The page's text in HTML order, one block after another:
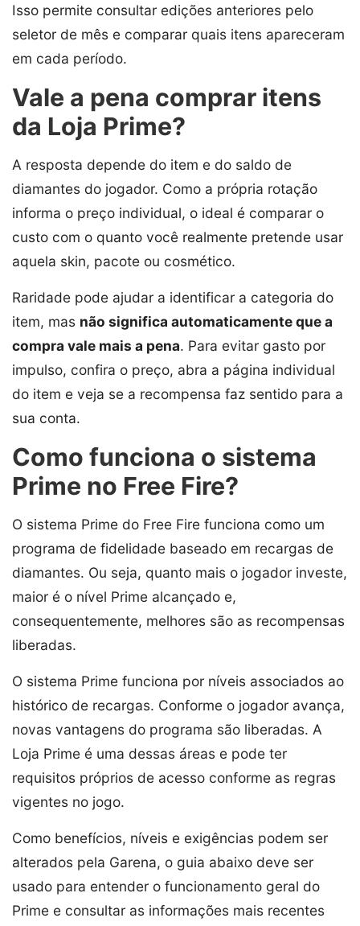
Isso permite consultar edições anteriores pelo
seletor de mês e comparar quais itens apareceram
em cada período.
Vale a pena comprar itens
da Loja Prime?
A resposta depende do item e do saldo de
diamantes do jogador. Como a própria rotação
informa o preço individual, o ideal é comparar o
custo com o quanto você realmente pretende usar
aquela skin, pacote ou cosmético.
Raridade pode ajudar a identificar a categoria do
item, mas não significa automaticamente que a
compra vale mais a pena. Para evitar gasto por
impulso, confira o preço, abra a página individual
do item e veja se a recompensa faz sentido para a
sua conta.
Como funciona o sistema
Prime no Free Fire?
O sistema Prime do Free Fire funciona como um
programa de fidelidade baseado em recargas de
diamantes. Ou seja, quanto mais o jogador investe,
maior é o nível Prime alcançado e,
consequentemente, melhores são as recompensas
liberadas.
O sistema Prime funciona por níveis associados ao
histórico de recargas. Conforme o jogador avança,
novas vantagens do programa são liberadas. A
Loja Prime é uma dessas áreas e pode ter
requisitos próprios de acesso conforme as regras
vigentes no jogo.
Como benefícios, níveis e exigências podem ser
alterados pela Garena, o guia abaixo deve ser
usado para entender o funcionamento geral do
Prime e consultar as informações mais recentes